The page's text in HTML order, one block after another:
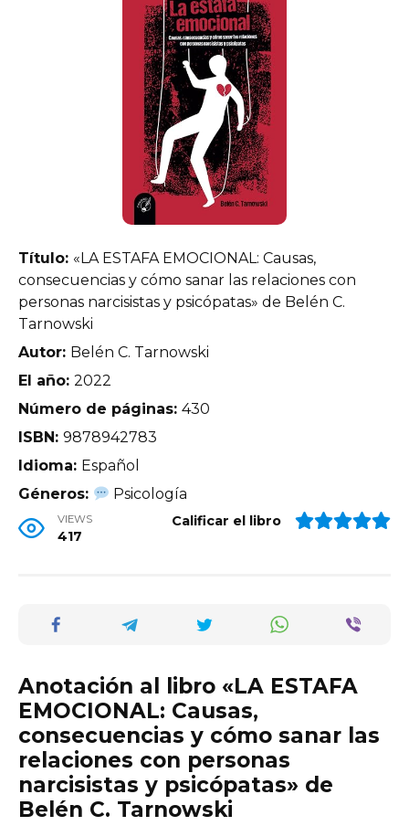
Título: «LA ESTAFA EMOCIONAL: Causas,
consecuencias y cómo sanar las relaciones con
personas narcisistas y psicópatas» de Belén C.
Tarnowski
Autor: Belén C. Tarnowski
El año: 2022
Número de páginas: 430
ISBN: 9878942783
Idioma: Español
Géneros:
Psicología
VIEWS
417
Calificar el libro
Anotación al libro «LA ESTAFA
EMOCIONAL: Causas,
consecuencias y cómo sanar las
relaciones con personas
narcisistas y psicópatas» de
Belén C. Tarnowski